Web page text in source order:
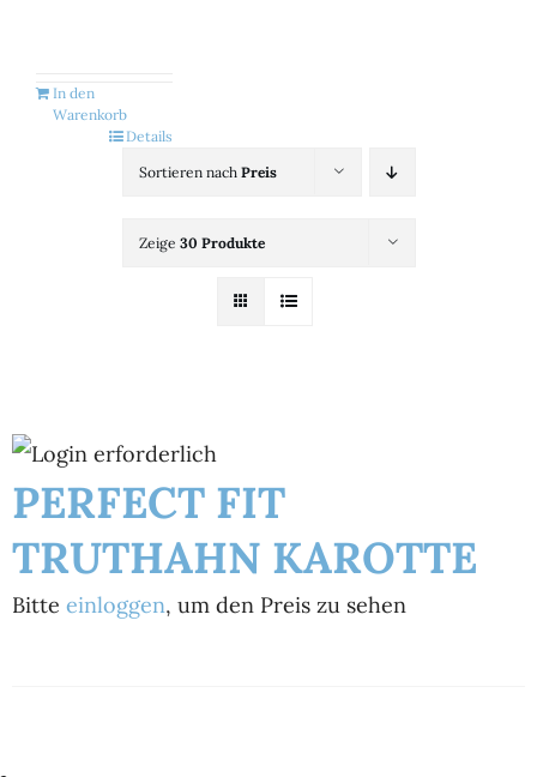
Kontakt
Sortieren nach Preis
Zeige 30 Produkte
PERFECT FIT
TRUTHAHN KAROTTE
Bitte einloggen, um den Preis zu sehen
In den
Warenkorb
Details